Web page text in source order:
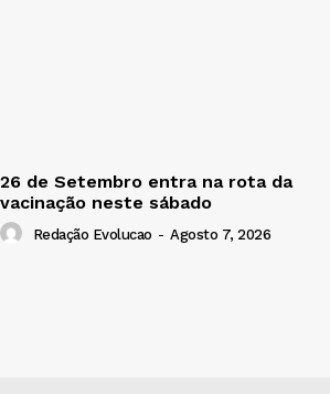
26 de Setembro entra na rota da
vacinação neste sábado
Redação Evolucao - Agosto 7, 2026